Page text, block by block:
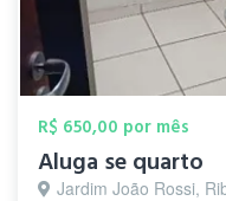
R$ 650,00 por mês
Aluga se quarto
Jardim João Rossi,